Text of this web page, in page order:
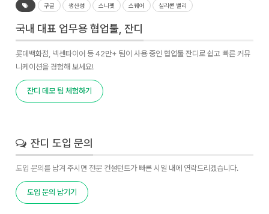
구글 생산성 스니펫 스퀘어 실리콘 밸리
국내 대표 업무용 협업툴, 잔디
롯데백화점, 넥센타이어 등 42만+ 팀이 사용 중인 협업툴 잔디로 쉽고 빠른 커뮤
니케이션을 경험해 보세요!
잔디 데모 팀 체험하기
잔디 도입 문의
도입 문의를 남겨 주시면 전문 컨설턴트가 빠른 시일 내에 연락드리겠습니다.
도입 문의 남기기